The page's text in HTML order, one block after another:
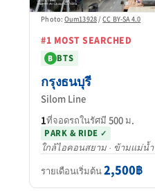
Photo:Oum13928/CC BY-SA 4.0
#1 MOST SEARCHED
B BTS
กรุงธนบุรี
Silom Line
1ที่จอดรถในรัศมี 500 ม.
PARK & RIDE ✓
ใกล้ไอคอนสยาม · ข้ามแม่น้ำ
รายเดือนเริ่มต้น2,500฿